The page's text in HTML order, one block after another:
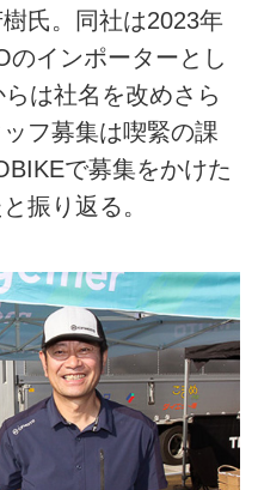
氏。同社は2023年
のインポーターとし
は社名を改めさら
フ募集は喫緊の課
で募集をかけた
振り返る。